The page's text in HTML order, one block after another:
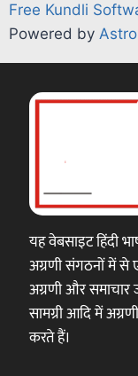
Free Kundli
Powered by
यह वेबसाइट हिंदी
अग्रणी संगठनों में से
अग्रणी और समाचार
सामग्री आदि में
करते हैं।